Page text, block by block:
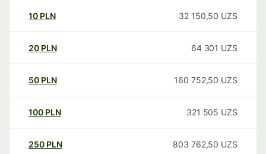
10 PLN 32 150,50 UZS
20 PLN 64 301 UZS
50 PLN 160 752,50 UZS
100 PLN 321 505 UZS
250 PLN 803 762,50 UZS